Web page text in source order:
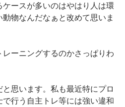
ースが多いのはやはり人は環
物なんだなぁと改めて思いま
レーニングするのかさっぱりわ
思います。私も最近特にプロ
行う自主トレ等には強い違和